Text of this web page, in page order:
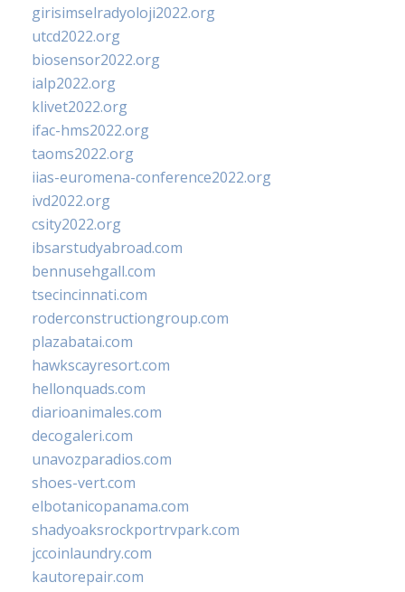
girisimselradyoloji2022.org
utcd2022.org
biosensor2022.org
ialp2022.org
klivet2022.org
ifac-hms2022.org
taoms2022.org
iias-euromena-conference2022.org
ivd2022.org
csity2022.org
ibsarstudyabroad.com
bennusehgall.com
tsecincinnati.com
roderconstructiongroup.com
plazabatai.com
hawkscayresort.com
hellonquads.com
diarioanimales.com
decogaleri.com
unavozparadios.com
shoes-vert.com
elbotanicopanama.com
shadyoaksrockportrvpark.com
jccoinlaundry.com
kautorepair.com